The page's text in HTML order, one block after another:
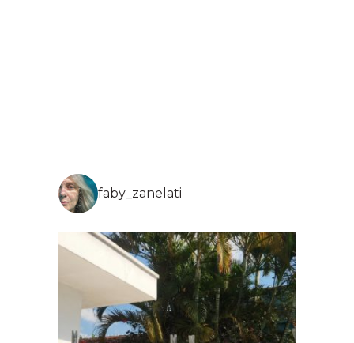
faby_zanelati